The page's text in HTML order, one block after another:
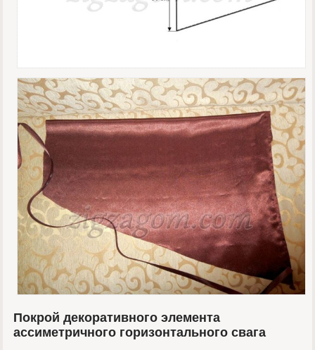
Покрой декоративного элемента
ассиметричного горизонтального свага